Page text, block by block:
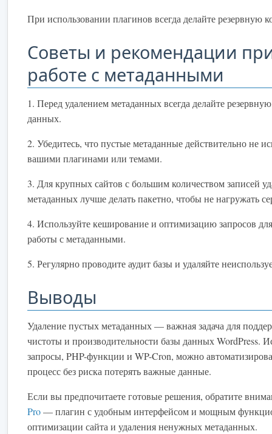
При использовании плагинов всегда делайте резервную
Советы и рекомендации
работе с метаданными
1. Перед удалением метаданных всегда делайте
данных.
2. Убедитесь, что пустые метаданные действительно не
вашими плагинами или темами.
3. Для крупных сайтов с большим количеством записей
метаданных лучше делать пакетно, чтобы не нагружать
4. Используйте кеширование и оптимизацию запросов
работы с метаданными.
5. Регулярно проводите аудит базы и удаляйте
Выводы
Удаление пустых метаданных — важная задача для
чистоты и производительности базы данных WordPress.
запросы, PHP-функции и WP-Cron, можно
процесс без риска потерять важные данные.
Если вы предпочитаете готовые решения, обратите
Pro— плагин с удобным интерфейсом и мощным
оптимизации сайта и удаления ненужных метаданных.